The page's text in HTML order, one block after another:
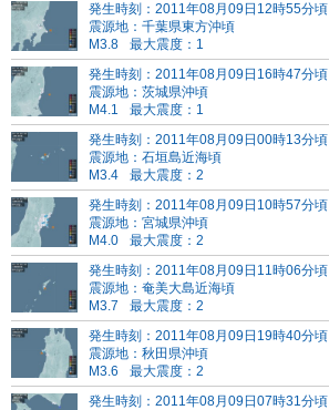
発生時刻：2011年08月09日12時55分頃
震源地：千葉県東方沖頃
M3.8
最大震度：1
発生時刻：2011年08月09日16時47分頃
震源地：茨城県沖頃
M4.1
最大震度：1
発生時刻：2011年08月09日00時13分頃
震源地：石垣島近海頃
M3.4
最大震度：2
発生時刻：2011年08月09日10時57分頃
震源地：宮城県沖頃
M4.0
最大震度：2
発生時刻：2011年08月09日11時06分頃
震源地：奄美大島近海頃
M3.7
最大震度：2
発生時刻：2011年08月09日19時40分頃
震源地：秋田県沖頃
M3.6
最大震度：2
発生時刻：2011年08月09日07時31分頃